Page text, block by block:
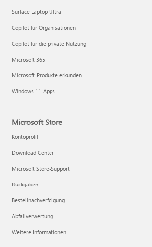
Surface Laptop Ultra
Copilot für Organisationen
Copilot für die private Nutzung
Microsoft 365
Microsoft-Produkte erkunden
Windows 11-Apps
Microsoft Store
Kontoprofil
Download Center
Microsoft Store-Support
Rückgaben
Bestellnachverfolgung
Abfallverwertung
Weitere Informationen